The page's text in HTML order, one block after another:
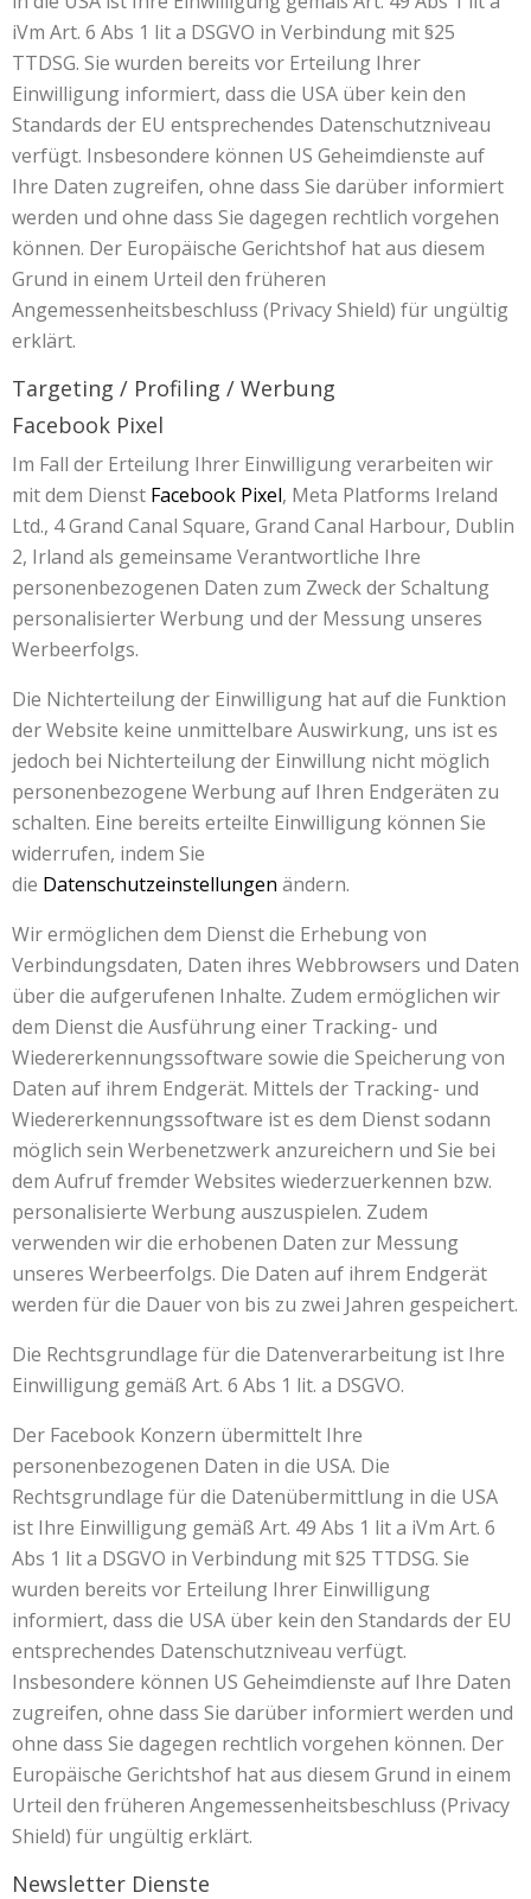
iVm Art. 6 Abs 1 lit a DSGVO in Verbindung mit §25
TTDSG. Sie wurden bereits vor Erteilung Ihrer
Einwilligung informiert, dass die USA über kein den
Standards der EU entsprechendes Datenschutzniveau
verfügt. Insbesondere können US Geheimdienste auf
Ihre Daten zugreifen, ohne dass Sie darüber informiert
werden und ohne dass Sie dagegen rechtlich vorgehen
können. Der Europäische Gerichtshof hat aus diesem
Grund in einem Urteil den früheren
Angemessenheitsbeschluss (Privacy Shield) für ungültig
erklärt.
Targeting / Profiling / Werbung
Facebook Pixel
Im Fall der Erteilung Ihrer Einwilligung verarbeiten wir
mit dem Dienst Facebook Pixel, Meta Platforms Ireland
Ltd., 4 Grand Canal Square, Grand Canal Harbour, Dublin
2, Irland als gemeinsame Verantwortliche Ihre
personenbezogenen Daten zum Zweck der Schaltung
personalisierter Werbung und der Messung unseres
Werbeerfolgs.
Die Nichterteilung der Einwilligung hat auf die Funktion
der Website keine unmittelbare Auswirkung, uns ist es
jedoch bei Nichterteilung der Einwillung nicht möglich
personenbezogene Werbung auf Ihren Endgeräten zu
schalten. Eine bereits erteilte Einwilligung können Sie
widerrufen, indem Sie
die Datenschutzeinstellungen ändern.
Wir ermöglichen dem Dienst die Erhebung von
Verbindungsdaten, Daten ihres Webbrowsers und Daten
über die aufgerufenen Inhalte. Zudem ermöglichen wir
dem Dienst die Ausführung einer Tracking- und
Wiedererkennungssoftware sowie die Speicherung von
Daten auf ihrem Endgerät. Mittels der Tracking- und
Wiedererkennungssoftware ist es dem Dienst sodann
möglich sein Werbenetzwerk anzureichern und Sie bei
dem Aufruf fremder Websites wiederzuerkennen bzw.
personalisierte Werbung auszuspielen. Zudem
verwenden wir die erhobenen Daten zur Messung
unseres Werbeerfolgs. Die Daten auf ihrem Endgerät
werden für die Dauer von bis zu zwei Jahren gespeichert.
Die Rechtsgrundlage für die Datenverarbeitung ist Ihre
Einwilligung gemäß Art. 6 Abs 1 lit. a DSGVO.
Der Facebook Konzern übermittelt Ihre
personenbezogenen Daten in die USA. Die
Rechtsgrundlage für die Datenübermittlung in die USA
ist Ihre Einwilligung gemäß Art. 49 Abs 1 lit a iVm Art. 6
Abs 1 lit a DSGVO in Verbindung mit §25 TTDSG. Sie
wurden bereits vor Erteilung Ihrer Einwilligung
informiert, dass die USA über kein den Standards der EU
entsprechendes Datenschutzniveau verfügt.
Insbesondere können US Geheimdienste auf Ihre Daten
zugreifen, ohne dass Sie darüber informiert werden und
ohne dass Sie dagegen rechtlich vorgehen können. Der
Europäische Gerichtshof hat aus diesem Grund in einem
Urteil den früheren Angemessenheitsbeschluss (Privacy
Shield) für ungültig erklärt.
Newsletter Dienste